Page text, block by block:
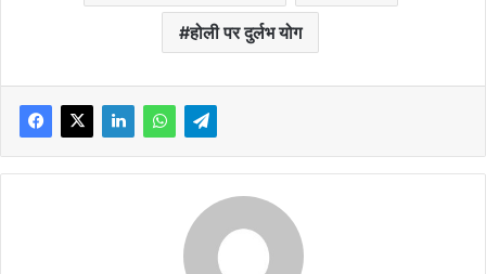
होली पर दुर्लभ योग